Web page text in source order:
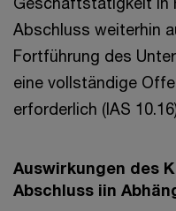
Abschluss weiterhin
Fortführung des
eine vollständige
erforderlich (IAS
Auswirkungen des
Abschluss iin